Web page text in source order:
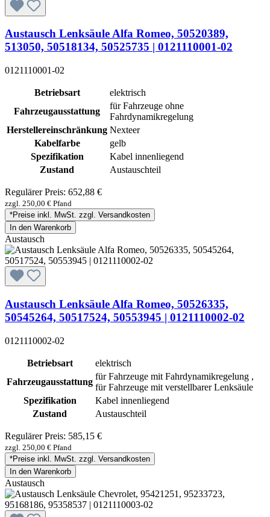
Austausch Lenksäule Alfa Romeo, 50520389,
513050, 50518134, 50525735 | 0121110001-02
0121110001-02
Betriebsart
elektrisch
Fahrzeugausstattung
für Fahrzeuge ohne
Fahrdynamikregelung
Herstellereinschränkung Nexteer
Kabelfarbe
gelb
Spezifikation
Kabel innenliegend
Zustand
Austauschteil
Regulärer Preis: 652,88 €
zzgl. 250,00 € Pfand
*Preise inkl. MwSt. zzgl. Versandkosten
In den Warenkorb
Austausch
Austausch Lenksäule Alfa Romeo, 50526335,
50545264, 50517524, 50553945 | 0121110002-02
0121110002-02
Betriebsart
elektrisch
Fahrzeugausstattung
für Fahrzeuge mit Fahrdynamikregelung ,
für Fahrzeuge mit verstellbarer Lenksäule
Spezifikation
Kabel innenliegend
Zustand
Austauschteil
Regulärer Preis: 585,15 €
zzgl. 250,00 € Pfand
*Preise inkl. MwSt. zzgl. Versandkosten
In den Warenkorb
Austausch